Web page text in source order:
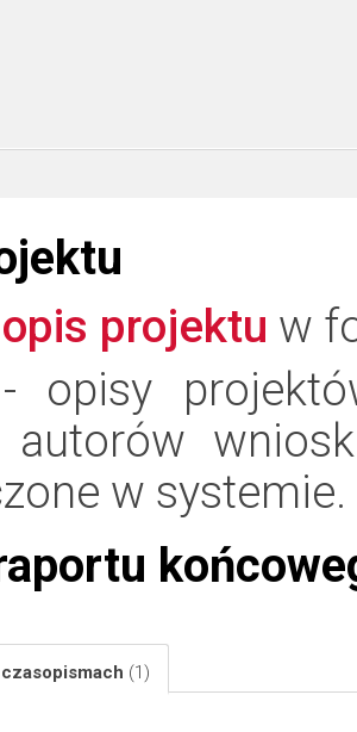
projektu w
opisy
autorów
w systemie.
(1)